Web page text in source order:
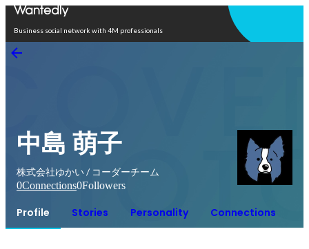
Business social network with 4M professionals
中島 萌子
株式会社ゆかい / コーダーチーム
0Connections0Followers
Profile Stories Personality Connections